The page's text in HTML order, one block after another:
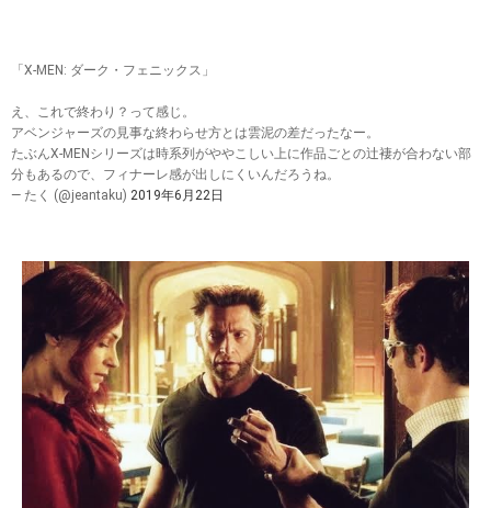
「X-MEN: ダーク・フェニックス」
え、これで終わり？って感じ。
アベンジャーズの見事な終わらせ方とは雲泥の差だったなー。
たぶんX-MENシリーズは時系列がややこしい上に作品ごとの辻褄が合わない部
分もあるので、フィナーレ感が出しにくいんだろうね。
— たく (@jeantaku) 2019年6月22日